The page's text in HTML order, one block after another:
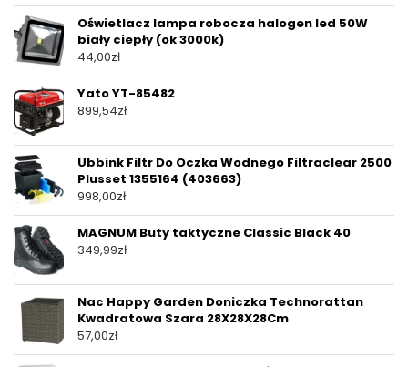
Oświetlacz lampa robocza halogen led 50W
biały ciepły (ok 3000k)
44,00zł
Yato YT-85482
899,54zł
Ubbink Filtr Do Oczka Wodnego Filtraclear 2500
Plusset 1355164 (403663)
998,00zł
MAGNUM Buty taktyczne Classic Black 40
349,99zł
Nac Happy Garden Doniczka Technorattan
Kwadratowa Szara 28X28X28Cm
57,00zł